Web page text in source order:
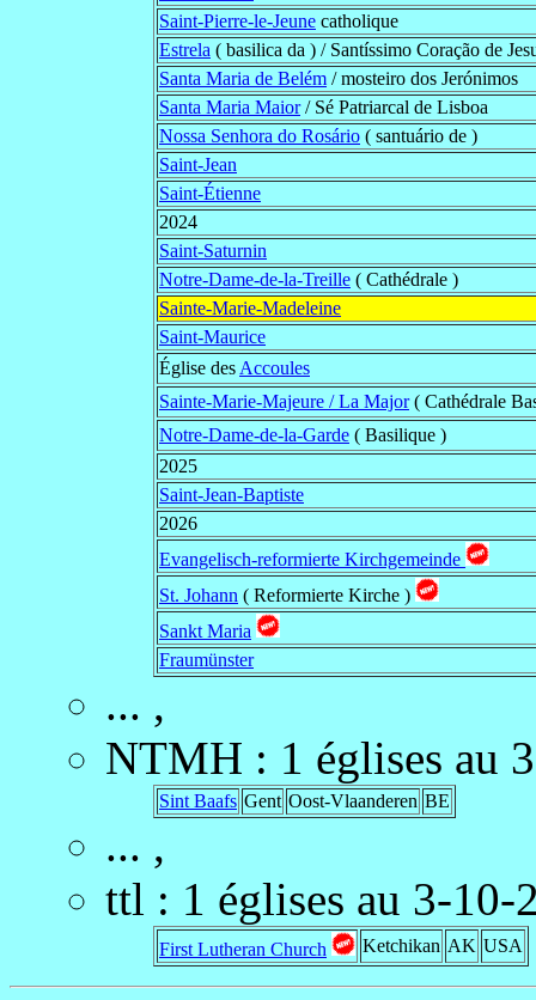
Saint-Pierre-le-Jeune catholique
Estrela ( basilica da ) / Santíssimo Coração de
Santa Maria de Belém / mosteiro dos Jerónimos
Santa Maria Maior/ Sé Patriarcal de Lisboa
Nossa Senhora do Rosário ( santuário de )
Saint-Jean
Saint-Étienne
2024
Saint-Saturnin
Notre-Dame-de-la-Treille ( Cathédrale )
Sainte-Marie-Madeleine
Saint-Maurice
Église des Accoules
Sainte-Marie-Majeure / La Major( Cathédrale
Notre-Dame-de-la-Garde ( Basilique )
2025
Saint-Jean-Baptiste
2026
Evangelisch-reformierte Kirchgemeinde
St. Johann ( Reformierte Kirche )
Sankt Maria
Fraumünster
... ,
NTMH : 1 églises au
Sint Baafs Gent Oost-Vlaanderen BE
... ,
ttl : 1 églises au 3-10-
First Lutheran Church Ketchikan AK USA